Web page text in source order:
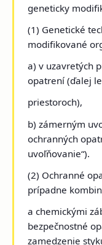
geneticky
(1) Genetické
modifikované
a) v uzavretých
opatrení (ďalej
priestoroch),
b) zámerným
ochranných
uvoľňovanie“).
(2) Ochranné
prípadne
a chemickými
bezpečnostné
zamedzenie